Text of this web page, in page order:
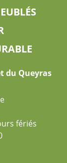
du Queyras
fériés